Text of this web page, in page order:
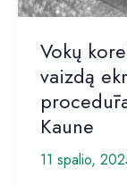
Vokų
vaizdą
Kaune
11 spalio,